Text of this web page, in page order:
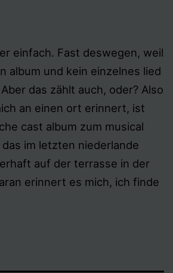
einfach. Fast deswegen, weil
album und kein einzelnes lied
das zählt auch, oder? Also
an einen ort erinnert, ist
cast album zum musical
das im letzten niederlande
auf der terrasse in der
erinnert es mich, ich finde